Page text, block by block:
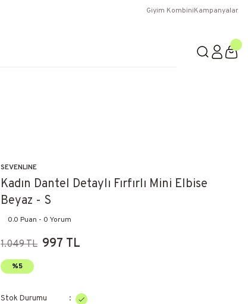
Giyim KombiniKampanyalar
SEVENLINE
Kadın Dantel Detaylı Fırfırlı Mini Elbise
Beyaz - S
0.0 Puan - 0 Yorum
1.049 TL 997 TL
%5
Stok Durumu